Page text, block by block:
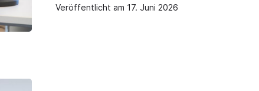
Veröffentlicht am 17. Juni 2026